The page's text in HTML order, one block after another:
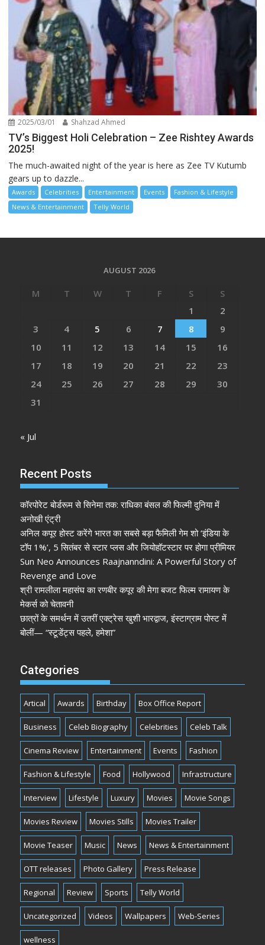
2025/03/01 Shahzad Ahmed
TV’s Biggest Holi Celebration – Zee Rishtey Awards
2025!
The much-awaited night of the year is here as Zee TV Kutumb
gears up to dazzle...
Awards Celebrities Entertainment Events
Fashion & Lifestyle
News & Entertainment
Telly World
AUGUST 2026
M T W T F S
S
1
2
3
4 5 6 7 8
9
10
11 12 13 14 15
16
17
18 19 20 21 22
23
24
25 26 27 28 29
30
31
« Jul
Recent Posts
कॉरपोरेट बोर्डरूम से सिनेमा तक: राधिका बंसल की फिल्मी दुनिया में
अनोखी एंट्री
अनिल कपूर होस्ट करेंगे भारत का सबसे बड़ा फैमिली गेम शो ‘इंडिया के
टॉप 1%’, 5 सितंबर से स्टार प्लस और जियोहॉटस्टार पर होगा प्रीमियर
Sun Neo Announces Raajnanndini: A Powerful Story of
Revenge and Love
श्री रामलीला महासंघ का रणबीर कपूर की मेगा बजट फिल्म रामायण के
मेकर्स को चेतावनी
छात्रों के समर्थन में उतरीं एक्ट्रेस खुशी भारद्वाज, इंस्टाग्राम पोस्ट में
बोलीं— “स्टूडेंट्स पहले, हमेशा”
Categories
Artical Awards Birthday Box Office Report
Business Celeb Biography Celebrities Celeb Talk
Cinema Review Entertainment Events Fashion
Fashion & Lifestyle Food Hollywood Infrastructure
Interview Lifestyle Luxury Movies Movie Songs
Movies Review Movies Stills Movies Trailer
Movie Teaser Music News News & Entertainment
OTT releases Photo Gallery Press Release
Regional Review Sports Telly World
Uncategorized Videos Wallpapers Web-Series
wellness